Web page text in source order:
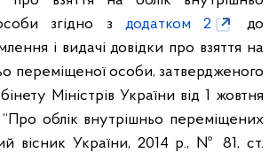
згідно з додатком 2
до
і видачі довідки про взяття на
переміщеної особи, затвердженого
Міністрів України від 1 жовтня
облік внутрішньо переміщених
вісник України, 2014 р., № 81, ст.